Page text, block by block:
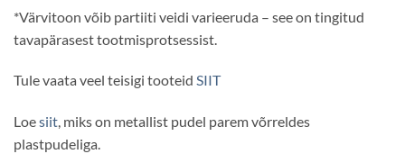
*Värvitoon võib partiiti veidi varieeruda – see on tingitud
tavapärasest tootmisprotsessist.
Tule vaata veel teisigi tooteid SIIT
Loesiit, miks on metallist pudel parem võrreldes
plastpudeliga.